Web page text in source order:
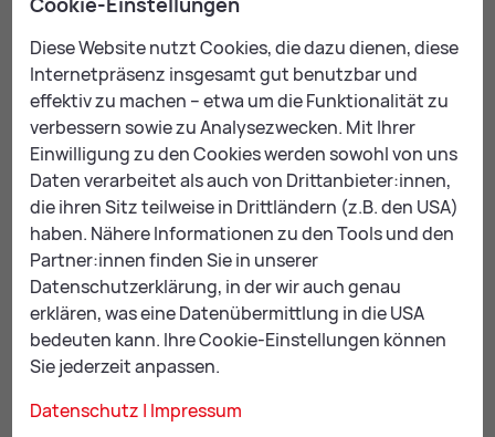
Alois Hochstrasser (links) mit Bürgermeister Konrad bei der
Verleihung, Bild: Foto Freisinger
Diese Website nutzt Cookies, die dazu dienen, diese
Internetpräsenz insgesamt gut benutzbar und
effektiv zu machen – etwa um die Funktionalität zu
verbessern sowie zu Analysezwecken. Mit Ihrer
Einwilligung zu den Cookies werden sowohl von uns
Daten verarbeitet als auch von Drittanbieter:innen,
die ihren Sitz teilweise in Drittländern (z.B. den USA)
haben. Nähere Informationen zu den Tools und den
Partner:innen finden Sie in unserer
Datenschutzerklärung, in der wir auch genau
erklären, was eine Datenübermittlung in die USA
bedeuten kann. Ihre Cookie-Einstellungen können
Sie jederzeit anpassen.
Datenschutz | Impressum